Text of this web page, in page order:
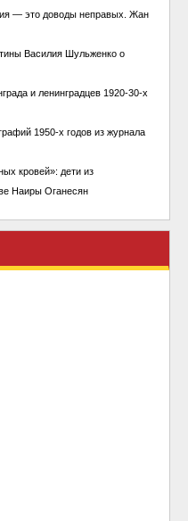
— это доводы неправых. Жан
Василия Шульженко о
и ленинградцев 1920-30-х
1950-х годов из журнала
кровей»: дети из
Наиры Оганесян